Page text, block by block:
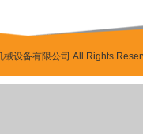
设备有限公司 All Rights